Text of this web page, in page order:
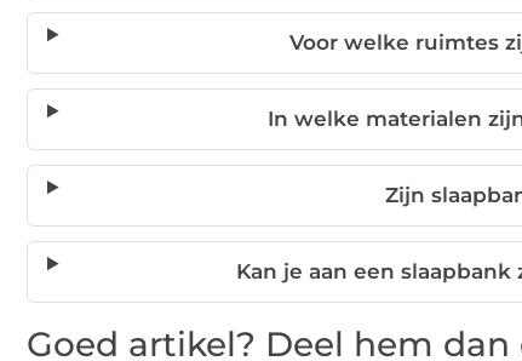
Voor welke ruimtes
In welke materialen
Zijn
Kan je aan een
Goed artikel? Deel hem dan